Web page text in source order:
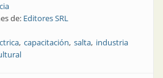
de: Editores SRL
capacitación salta industria